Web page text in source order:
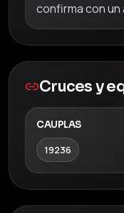
confirma con un
Cruces y
CAUPLAS
19236